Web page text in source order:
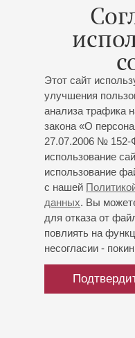
Этот сайт
улучшения
анализа трафика
закона «О
27.07.2006 №
использование
использование
с нашей
данных. Вы
для отказа от
повлиять на
несогласии -